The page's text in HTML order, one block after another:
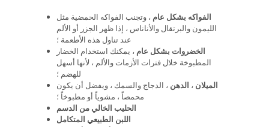
الفواكه بشكل عام ، وتجنب الفواكه الحمضية مثل
الليمون والبرتقال والأناناس ، إذا ظهر الجزر أو الألم
عند تناول هذه الأطعمة ؛
الخضروات بشكل عام ، يمكنك استخدام الخضار
المطبوخة خلال فترات الأزمات والألم ، لأنها أسهل
للهضم ؛
الميلان ، الدهن ، الدجاج والسمك ، ويفضل أن يكون
محمصاً ، مشوياً أو مطبوخاً ؛
الحليب الخالي من الدسم
اللبن الطبيعي المتكامل